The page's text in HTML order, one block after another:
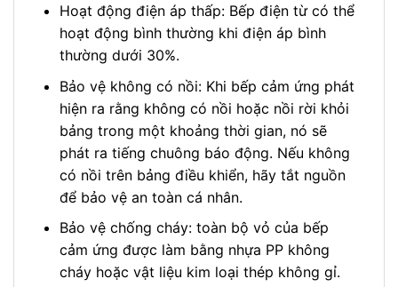
Hoạt động điện áp thấp: Bếp điện từ có thể
hoạt động bình thường khi điện áp bình
thường dưới 30%.
Bảo vệ không có nồi: Khi bếp cảm ứng phát
hiện ra rằng không có nồi hoặc nồi rời khỏi
bảng trong một khoảng thời gian, nó sẽ
phát ra tiếng chuông báo động. Nếu không
có nồi trên bảng điều khiển, hãy tắt nguồn
để bảo vệ an toàn cá nhân.
Bảo vệ chống cháy: toàn bộ vỏ của bếp
cảm ứng được làm bằng nhựa PP không
cháy hoặc vật liệu kim loại thép không gỉ.